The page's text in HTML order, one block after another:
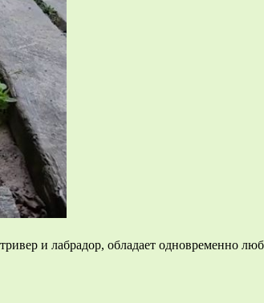
и лабрадор, обладает одновременно